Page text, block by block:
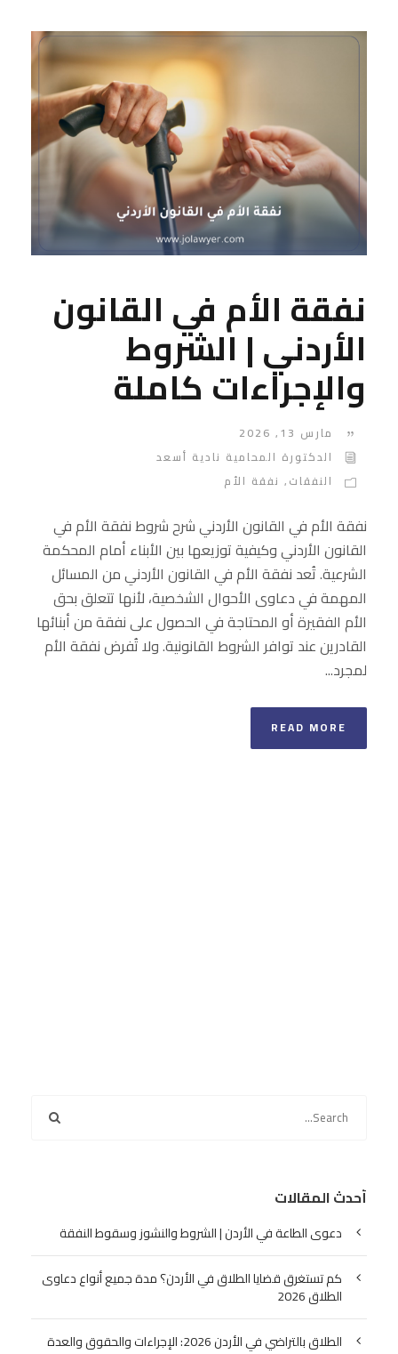
نفقة الأم في القانون
الأردني | الشروط
والإجراءات كاملة
مارس 13, 2026
الدكتورة المحامية نادية أسعد
النفقات, نفقة الأم
نفقة الأم في القانون الأردني شرح شروط نفقة الأم في
القانون الأردني وكيفية توزيعها بين الأبناء أمام المحكمة
الشرعية. تُعد نفقة الأم في القانون الأردني من المسائل
المهمة في دعاوى الأحوال الشخصية، لأنها تتعلق بحق
الأم الفقيرة أو المحتاجة في الحصول على نفقة من أبنائها
القادرين عند توافر الشروط القانونية. ولا تُفرض نفقة الأم
لمجرد...
READ MORE
أحدث المقالات
دعوى الطاعة في الأردن | الشروط والنشوز وسقوط النفقة
كم تستغرق قضايا الطلاق في الأردن؟ مدة جميع أنواع دعاوى
الطلاق 2026
الطلاق بالتراضي في الأردن 2026: الإجراءات والحقوق والعدة